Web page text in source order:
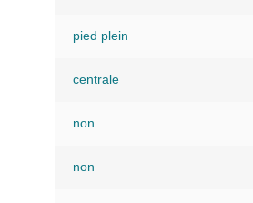
pied plein
centrale
non
non